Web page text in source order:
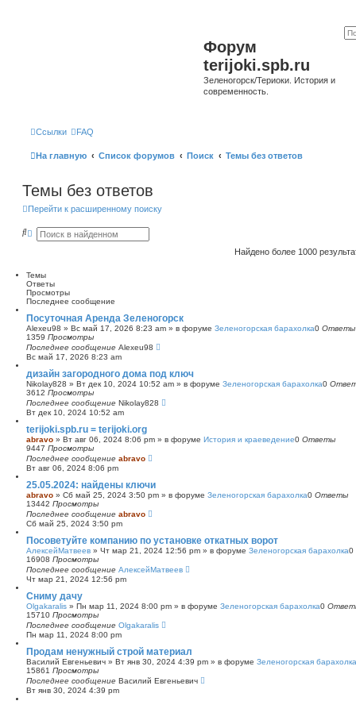
Форум
terijoki.spb.ru
Зеленогорск/Териоки. История и
современность.
Ссылки FAQ
На главную Список форумов Поиск Темы без ответов
Темы без ответов
Перейти к расширенному поиску
П Р
р
е
н
н
ы
й
п
о
и
к
Найдено более 1000
Темы
Ответы
Просмотры
Последнее сообщение
Посуточная Аренда Зеленогорск
Alexeu98 » Вс май 17, 2026 8:23 am » в форуме Зеленогорская барахолка0 Ответы
1359 Просмотры
Последнее сообщение Alexeu98
Вс май 17, 2026 8:23 am
дизайн загородного дома под ключ
Nikolay828 » Вт дек 10, 2024 10:52 am » в форуме Зеленогорская барахолка0
3612 Просмотры
Последнее сообщение Nikolay828
Вт дек 10, 2024 10:52 am
terijoki.spb.ru = terijoki.org
abravo » Вт авг 06, 2024 8:06 pm » в форуме История и краеведение0 Ответы
9447 Просмотры
Последнее сообщение abravo
Вт авг 06, 2024 8:06 pm
25.05.2024: найдены ключи
abravo » Сб май 25, 2024 3:50 pm » в форуме Зеленогорская барахолка0 Ответы
13442 Просмотры
Последнее сообщение abravo
Сб май 25, 2024 3:50 pm
Посоветуйте компанию по установке откатных ворот
АлексейМатвеев » Чт мар 21, 2024 12:56 pm » в форуме Зеленогорская барахолка0
16908 Просмотры
Последнее сообщение АлексейМатвеев
Чт мар 21, 2024 12:56 pm
Сниму дачу
Olgakaralis » Пн мар 11, 2024 8:00 pm » в форуме Зеленогорская барахолка0
15710 Просмотры
Последнее сообщение Olgakaralis
Пн мар 11, 2024 8:00 pm
Продам ненужный строй материал
Василий Евгеньевич » Вт янв 30, 2024 4:39 pm » в форуме Зеленогорская барахолка
15861 Просмотры
Последнее сообщение Василий Евгеньевич
Вт янв 30, 2024 4:39 pm